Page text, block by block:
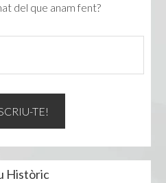
del que anam fent?
Històric